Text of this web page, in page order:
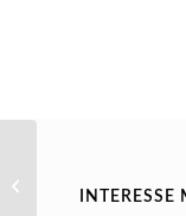
Probe